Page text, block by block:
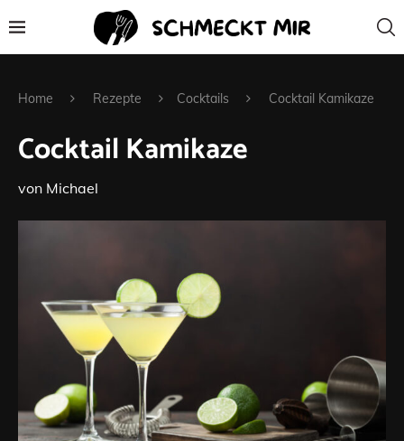
Home Rezepte Cocktails Cocktail Kamikaze
Cocktail Kamikaze
von Michael